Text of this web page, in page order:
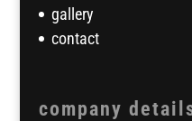
gallery
contact
company